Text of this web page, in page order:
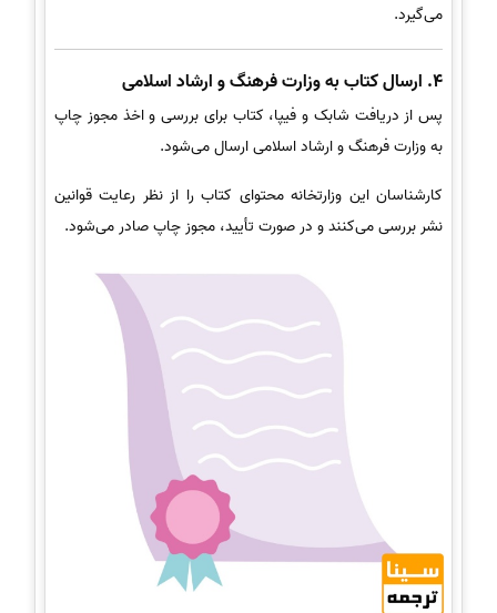
می‌گیرد.
4. ارسال کتاب به وزارت فرهنگ و ارشاد اسلامی
پس از دریافت شابک و فیپا، کتاب برای بررسی و اخذ مجوز چاپ
به وزارت فرهنگ و ارشاد اسلامی ارسال می‌شود.
کارشناسان این وزارتخانه محتوای کتاب را از نظر رعایت قوانین
نشر بررسی می‌کنند و در صورت تأیید، مجوز چاپ صادر می‌شود.